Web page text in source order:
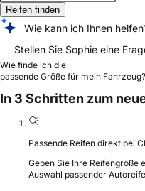
Reifen finden
Wie kann ich Ihnen
Stellen Sie Sophie eine
Wie finde ich die
passende Größe für mein Fahrzeug?
In 3 Schritten zum
Passende Reifen direkt bei
Geben Sie Ihre Reifengröße
Auswahl passender